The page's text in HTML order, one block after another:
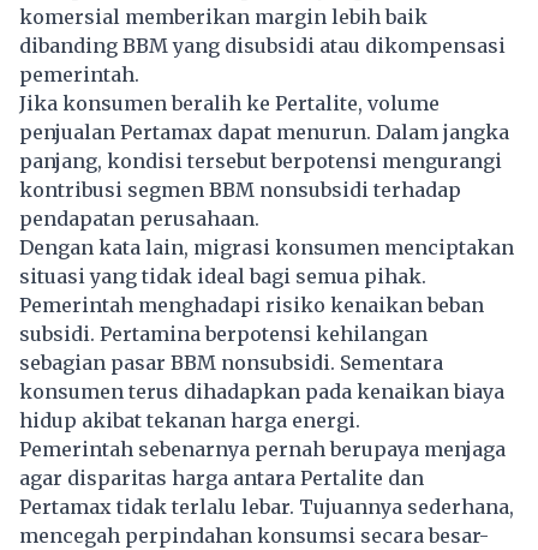
komersial memberikan margin lebih baik
dibanding BBM yang disubsidi atau dikompensasi
pemerintah.
Jika konsumen beralih ke Pertalite, volume
penjualan Pertamax dapat menurun. Dalam jangka
panjang, kondisi tersebut berpotensi mengurangi
kontribusi segmen BBM nonsubsidi terhadap
pendapatan perusahaan.
Dengan kata lain, migrasi konsumen menciptakan
situasi yang tidak ideal bagi semua pihak.
Pemerintah menghadapi risiko kenaikan beban
subsidi. Pertamina berpotensi kehilangan
sebagian pasar BBM nonsubsidi. Sementara
konsumen terus dihadapkan pada kenaikan biaya
hidup akibat tekanan harga energi.
Pemerintah sebenarnya pernah berupaya menjaga
agar disparitas harga antara Pertalite dan
Pertamax tidak terlalu lebar. Tujuannya sederhana,
mencegah perpindahan konsumsi secara besar-